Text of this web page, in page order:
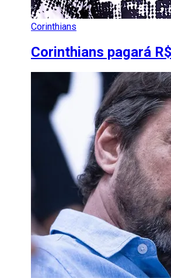
Corinthians
Corinthians pagará